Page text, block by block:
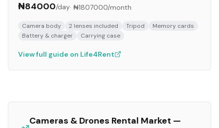
₦84000/day· ₦1807000/month
Camera body 2 lenses included Tripod
Memory cards
Battery & charger
Carrying case
View full guide on Life4Rent
Cameras & Drones Rental Market —